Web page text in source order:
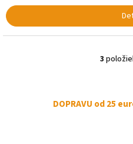
3
DOPRAVU od 25